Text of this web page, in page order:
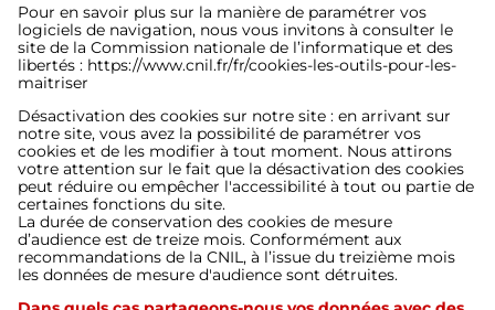
Pour en savoir plus sur la manière de paramétrer vos
logiciels de navigation, nous vous invitons à consulter le
site de la Commission nationale de l’informatique et des
libertés : https://www.cnil.fr/fr/cookies-les-outils-pour-les-
maitriser
Désactivation des cookies sur notre site : en arrivant sur
notre site, vous avez la possibilité de paramétrer vos
cookies et de les modifier à tout moment. Nous attirons
votre attention sur le fait que la désactivation des cookies
peut réduire ou empêcher l'accessibilité à tout ou partie de
certaines fonctions du site.
La durée de conservation des cookies de mesure
d’audience est de treize mois. Conformément aux
recommandations de la CNIL, à l’issue du treizième mois
les données de mesure d'audience sont détruites.